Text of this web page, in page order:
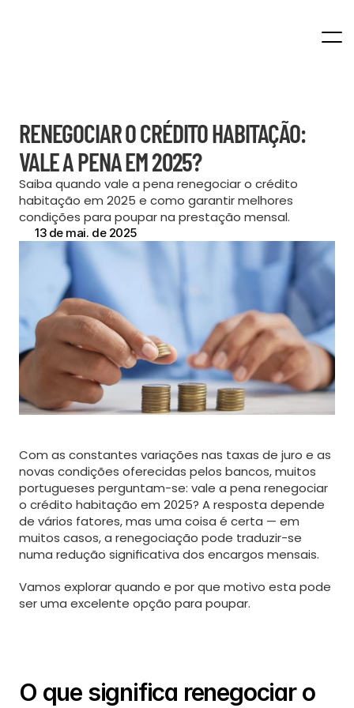
About
Services
Services Details
Blog
Terms
Privacy
RENEGOCIAR O CRÉDITO HABITAÇÃO:
VALE A PENA EM 2025?
Saiba quando vale a pena renegociar o crédito
habitação em 2025 e como garantir melhores
condições para poupar na prestação mensal.
13 de mai. de 2025
Com as constantes variações nas taxas de juro e as
novas condições oferecidas pelos bancos, muitos
portugueses perguntam-se: vale a pena renegociar
o crédito habitação em 2025? A resposta depende
de vários fatores, mas uma coisa é certa — em
muitos casos, a renegociação pode traduzir-se
numa redução significativa dos encargos mensais.
Vamos explorar quando e por que motivo esta pode
ser uma excelente opção para poupar.
O que significa renegociar o